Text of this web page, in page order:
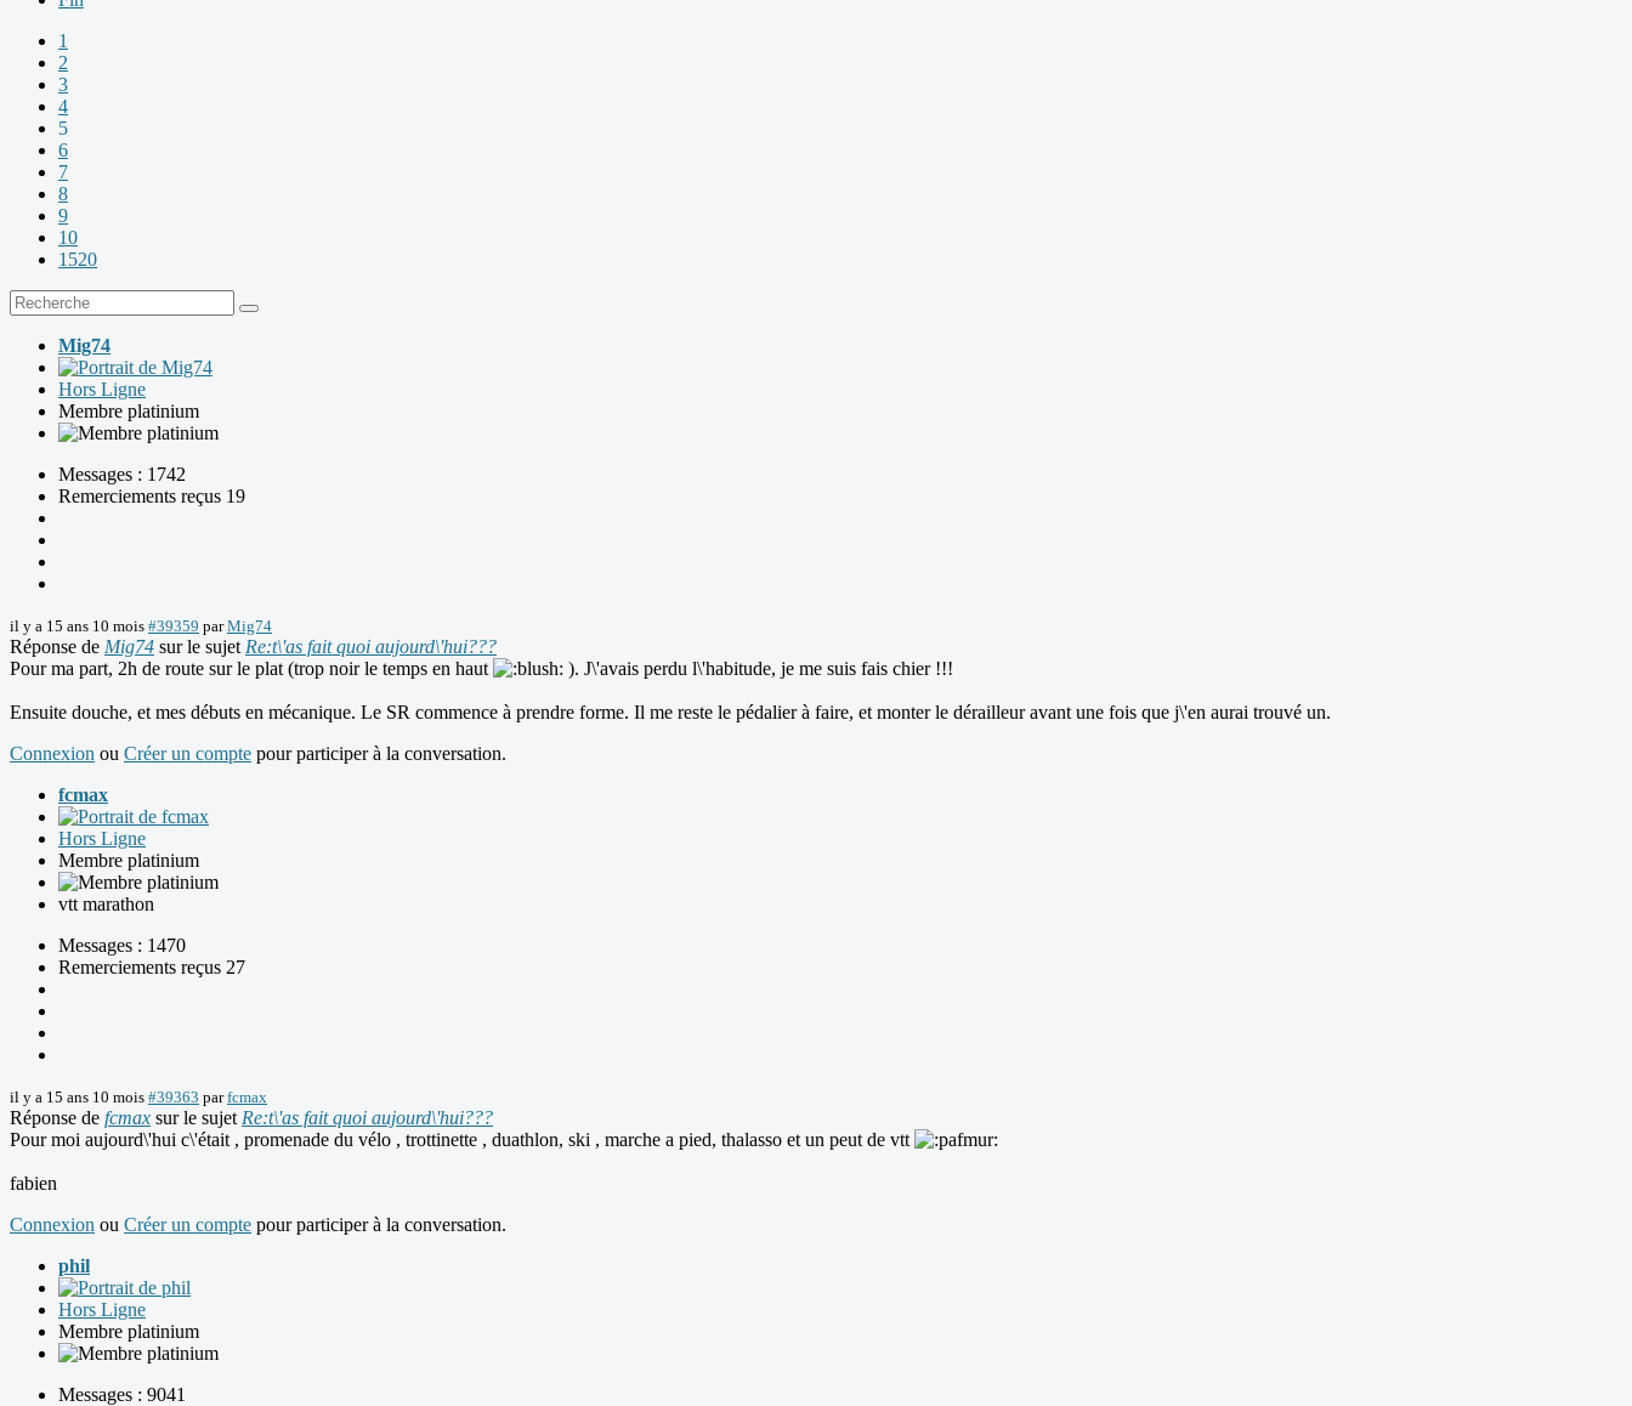
1
2
3
4
5
6
7
8
9
10
1520
Mig74
Hors Ligne
Membre platinium
Messages : 1742
Remerciements reçus 19
il y a 15 ans 10 mois #39359 parMig74
Réponse de Mig74 sur le sujet Re:t\'as fait quoi aujourd\'hui???
Pour ma part, 2h de route sur le plat (trop noir le temps en haut
). J\'avais perdu l\'habitude, je me suis fais chier !!!
Ensuite douche, et mes débuts en mécanique. Le SR commence à prendre forme. Il me reste le pédalier à faire, et monter le dérailleur avant une fois que j\'en aurai trouvé un.
Connexion ou Créer un compte pour participer à la conversation.
fcmax
Hors Ligne
Membre platinium
vtt marathon
Messages : 1470
Remerciements reçus 27
il y a 15 ans 10 mois #39363 parfcmax
Réponse de fcmax sur le sujet Re:t\'as fait quoi aujourd\'hui???
Pour moi aujourd\'hui c\'était , promenade du vélo , trottinette , duathlon, ski , marche a pied, thalasso et un peut de vtt
fabien
Connexion ou Créer un compte pour participer à la conversation.
phil
Hors Ligne
Membre platinium
Messages : 9041